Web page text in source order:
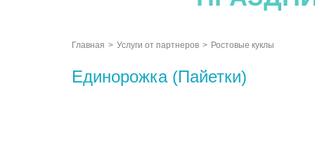
Главная Услуги от партнеров Ростовые куклы
Единорожка (Пайетки)